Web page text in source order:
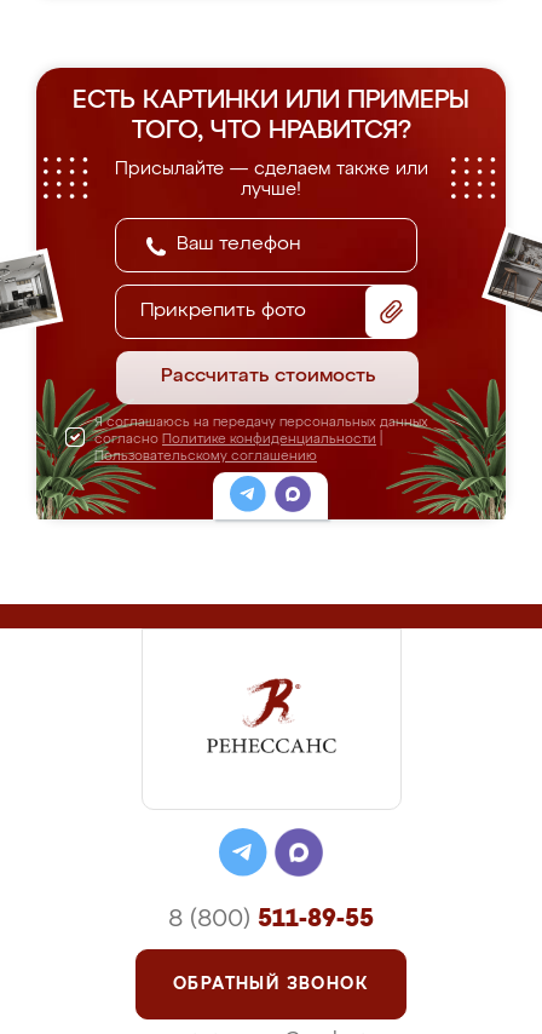
ЕСТЬ КАРТИНКИ ИЛИ ПРИМЕРЫ
ТОГО, ЧТО НРАВИТСЯ?
Присылайте — сделаем также или
лучше!
Прикрепить фото
Рассчитать стоимость
Я соглашаюсь на передачу персональных данных
согласно Политике конфиденциальности
Пользовательскому соглашению
8 (800) 511-89-55
ОБРАТНЫЙ ЗВОНОК